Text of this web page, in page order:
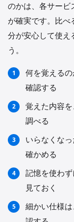
のかは、各サービ
が確実です。比べ
分が安心して使え
う。
何を覚える
確認する
覚えた内容
調べる
いらなくな
確かめる
記憶を使わ
見ておく
細かい仕様